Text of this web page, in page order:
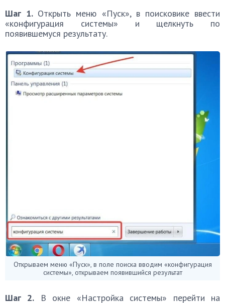
Шаг 1. Открыть меню «Пуск», в поисковике ввести
«конфигурация системы» и щелкнуть по
появившемуся результату.
Открываем меню «Пуск», в поле поиска вводим «конфигурация
системы», открываем появившийся результат
Шаг 2. В окне «Настройка системы» перейти на